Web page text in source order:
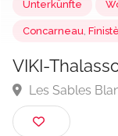
VIKI-
Les Sables